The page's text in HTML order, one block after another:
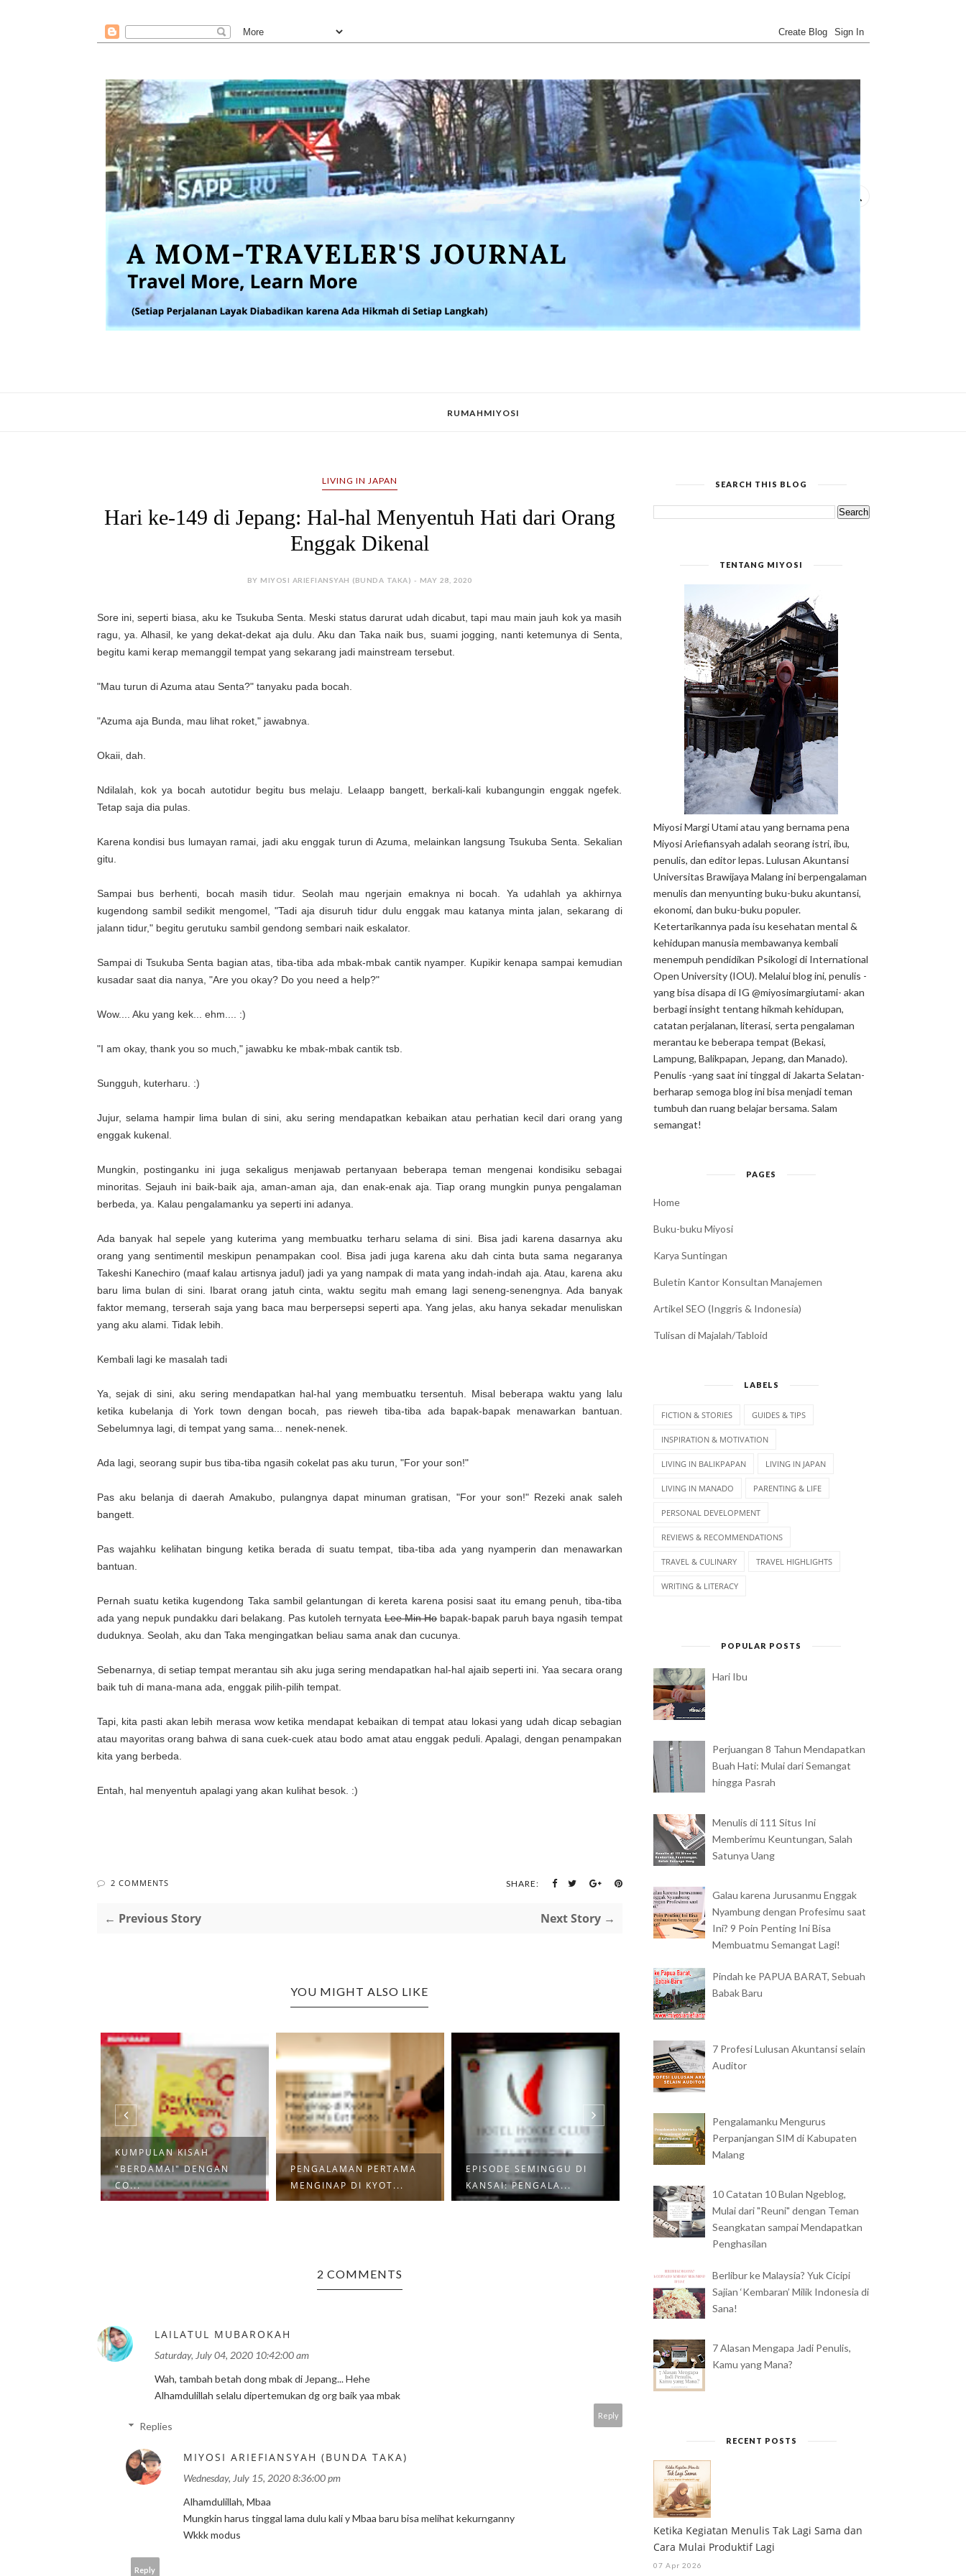
RUMAHMIYOSI
LIVING IN JAPAN
Hari ke-149 di Jepang: Hal-hal Menyentuh Hati dari Orang
Enggak Dikenal
BY MIYOSI ARIEFIANSYAH (BUNDA TAKA) - MAY 28, 2020
Sore ini, seperti biasa, aku ke Tsukuba Senta. Meski status darurat udah dicabut, tapi mau main jauh kok ya masih
ragu, ya. Alhasil, ke yang dekat-dekat aja dulu. Aku dan Taka naik bus, suami jogging, nanti ketemunya di Senta,
begitu kami kerap memanggil tempat yang sekarang jadi mainstream tersebut.
"Mau turun di Azuma atau Senta?" tanyaku pada bocah.
"Azuma aja Bunda, mau lihat roket," jawabnya.
Okaii, dah.
Ndilalah, kok ya bocah autotidur begitu bus melaju. Lelaapp bangett, berkali-kali kubangungin enggak ngefek.
Tetap saja dia pulas.
Karena kondisi bus lumayan ramai, jadi aku enggak turun di Azuma, melainkan langsung Tsukuba Senta. Sekalian
gitu.
Sampai bus berhenti, bocah masih tidur. Seolah mau ngerjain emaknya ni bocah. Ya udahlah ya akhirnya
kugendong sambil sedikit mengomel, "Tadi aja disuruh tidur dulu enggak mau katanya minta jalan, sekarang di
jalann tidur," begitu gerutuku sambil gendong sembari naik eskalator.
Sampai di Tsukuba Senta bagian atas, tiba-tiba ada mbak-mbak cantik nyamper. Kupikir kenapa sampai kemudian
kusadar saat dia nanya, "Are you okay? Do you need a help?"
Wow.... Aku yang kek... ehm.... :)
"I am okay, thank you so much," jawabku ke mbak-mbak cantik tsb.
Sungguh, kuterharu. :)
Jujur, selama hampir lima bulan di sini, aku sering mendapatkan kebaikan atau perhatian kecil dari orang yang
enggak kukenal.
Mungkin, postinganku ini juga sekaligus menjawab pertanyaan beberapa teman mengenai kondisiku sebagai
minoritas. Sejauh ini baik-baik aja, aman-aman aja, dan enak-enak aja. Tiap orang mungkin punya pengalaman
berbeda, ya. Kalau pengalamanku ya seperti ini adanya.
Ada banyak hal sepele yang kuterima yang membuatku terharu selama di sini. Bisa jadi karena dasarnya aku
orang yang sentimentil meskipun penampakan cool. Bisa jadi juga karena aku dah cinta buta sama negaranya
Takeshi Kanechiro (maaf kalau artisnya jadul) jadi ya yang nampak di mata yang indah-indah aja. Atau, karena aku
baru lima bulan di sini. Ibarat orang jatuh cinta, waktu segitu mah emang lagi seneng-senengnya. Ada banyak
faktor memang, terserah saja yang baca mau berpersepsi seperti apa. Yang jelas, aku hanya sekadar menuliskan
yang aku alami. Tidak lebih.
Kembali lagi ke masalah tadi
Ya, sejak di sini, aku sering mendapatkan hal-hal yang membuatku tersentuh. Misal beberapa waktu yang lalu
ketika kubelanja di York town dengan bocah, pas rieweh tiba-tiba ada bapak-bapak menawarkan bantuan.
Sebelumnya lagi, di tempat yang sama... nenek-nenek.
Ada lagi, seorang supir bus tiba-tiba ngasih cokelat pas aku turun, "For your son!"
Pas aku belanja di daerah Amakubo, pulangnya dapat minuman gratisan, "For your son!" Rezeki anak saleh
bangett.
Pas wajahku kelihatan bingung ketika berada di suatu tempat, tiba-tiba ada yang nyamperin dan menawarkan
bantuan.
Pernah suatu ketika kugendong Taka sambil gelantungan di kereta karena posisi saat itu emang penuh, tiba-tiba
ada yang nepuk pundakku dari belakang. Pas kutoleh ternyataLee Min Hobapak-bapak paruh baya ngasih tempat
duduknya. Seolah, aku dan Taka mengingatkan beliau sama anak dan cucunya.
Sebenarnya, di setiap tempat merantau sih aku juga sering mendapatkan hal-hal ajaib seperti ini. Yaa secara orang
baik tuh di mana-mana ada, enggak pilih-pilih tempat.
Tapi, kita pasti akan lebih merasa wow ketika mendapat kebaikan di tempat atau lokasi yang udah dicap sebagian
atau mayoritas orang bahwa di sana cuek-cuek atau bodo amat atau enggak peduli. Apalagi, dengan penampakan
kita yang berbeda.
Entah, hal menyentuh apalagi yang akan kulihat besok. :)
2 COMMENTS SHARE:
← Previous Story Next Story →
YOU MIGHT ALSO LIKE
KUMPULAN KISAH
"BERDAMAI" DENGAN
CO...
PENGALAMAN PERTAMA
MENGINAP DI KYOT...
EPISODE SEMINGGU DI
KANSAI: PENGALA...
EPISODE SEMINGGU DI
KANSAI: KYOTO K...
2 COMMENTS
LAILATUL MUBAROKAH
Saturday, July 04, 2020 10:42:00 am
Wah, tambah betah dong mbak di Jepang... Hehe
Alhamdulillah selalu dipertemukan dg org baik yaa mbak
Reply
Replies
MIYOSI ARIEFIANSYAH (BUNDA TAKA)
Wednesday, July 15, 2020 8:36:00 pm
Alhamdulillah, Mbaa
Mungkin harus tinggal lama dulu kali y Mbaa baru bisa melihat kekurnganny
Wkkk modus
Reply
SEARCH THIS BLOG
TENTANG MIYOSI
Miyosi Margi Utami atau yang bernama pena
Miyosi Ariefiansyah adalah seorang istri, ibu,
penulis, dan editor lepas. Lulusan Akuntansi
Universitas Brawijaya Malang ini berpengalaman
menulis dan menyunting buku-buku akuntansi,
ekonomi, dan buku-buku populer.
Ketertarikannya pada isu kesehatan mental &
kehidupan manusia membawanya kembali
menempuh pendidikan Psikologi di International
Open University (IOU). Melalui blog ini, penulis -
yang bisa disapa di IG @miyosimargiutami- akan
berbagi insight tentang hikmah kehidupan,
catatan perjalanan, literasi, serta pengalaman
merantau ke beberapa tempat (Bekasi,
Lampung, Balikpapan, Jepang, dan Manado).
Penulis -yang saat ini tinggal di Jakarta Selatan-
berharap semoga blog ini bisa menjadi teman
tumbuh dan ruang belajar bersama. Salam
semangat!
PAGES
Home
Buku-buku Miyosi
Karya Suntingan
Buletin Kantor Konsultan Manajemen
Artikel SEO (Inggris & Indonesia)
Tulisan di Majalah/Tabloid
LABELS
FICTION & STORIES GUIDES & TIPS
INSPIRATION & MOTIVATION
LIVING IN BALIKPAPAN LIVING IN JAPAN
LIVING IN MANADO PARENTING & LIFE
PERSONAL DEVELOPMENT
REVIEWS & RECOMMENDATIONS
TRAVEL & CULINARY TRAVEL HIGHLIGHTS
WRITING & LITERACY
POPULAR POSTS
Hari Ibu
Perjuangan 8 Tahun Mendapatkan
Buah Hati: Mulai dari Semangat
hingga Pasrah
Menulis di 111 Situs Ini
Memberimu Keuntungan, Salah
Satunya Uang
Galau karena Jurusanmu Enggak
Nyambung dengan Profesimu saat
Ini? 9 Poin Penting Ini Bisa
Membuatmu Semangat Lagi!
Pindah ke PAPUA BARAT, Sebuah
Babak Baru
7 Profesi Lulusan Akuntansi selain
Auditor
Pengalamanku Mengurus
Perpanjangan SIM di Kabupaten
Malang
10 Catatan 10 Bulan Ngeblog,
Mulai dari "Reuni" dengan Teman
Seangkatan sampai Mendapatkan
Penghasilan
Berlibur ke Malaysia? Yuk Cicipi
Sajian ‘Kembaran’ Milik Indonesia di
Sana!
7 Alasan Mengapa Jadi Penulis,
Kamu yang Mana?
RECENT POSTS
Ketika Kegiatan Menulis Tak Lagi Sama dan
Cara Mulai Produktif Lagi
07 Apr 2026